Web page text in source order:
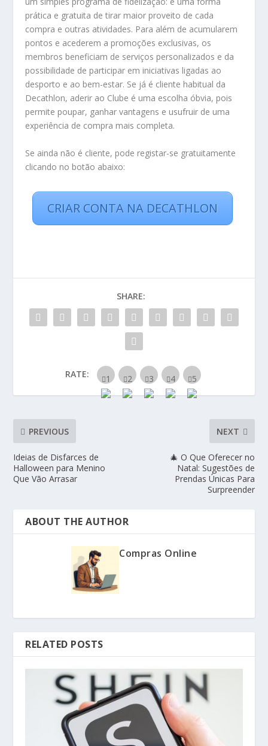
prática e gratuita de tirar maior proveito de cada
compra e outras atividades. Para além de acumularem
pontos e acederem a promoções exclusivas, os
membros beneficiam de serviços personalizados e da
possibilidade de participar em iniciativas ligadas ao
desporto e ao bem-estar. Se já é cliente habitual da
Decathlon, aderir ao Clube é uma escolha óbvia, pois
permite poupar, ganhar vantagens e usufruir de uma
experiência de compra mais completa.
Se ainda não é cliente, pode registar-se gratuitamente
clicando no botão abaixo:
CRIAR CONTA NA DECATHLON
SHARE:
RATE:
PREVIOUS
Ideias de Disfarces de
Halloween para Menino
Que Vão Arrasar
NEXT
🎄 O Que Oferecer no
Natal: Sugestões de
Prendas Únicas Para
Surpreender
ABOUT THE AUTHOR
Compras Online
RELATED POSTS